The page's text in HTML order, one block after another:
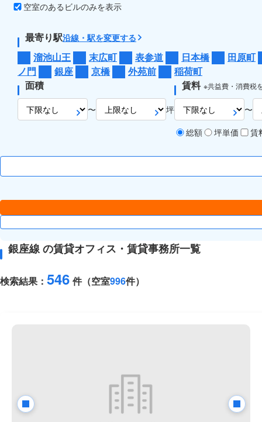
空室のあるビルのみを表示
最寄り駅沿線・駅を変更する
溜池山王 末広町 表参道 日本橋
田原町
ノ門
銀座 京橋 外苑前
稲荷町
面積
〜 坪
賃料 ※共益費・消費税
〜
総額
坪単価 賃
銀座線 の賃貸オフィス・賃貸事務所一覧
検索結果： 546 件（空室996件）